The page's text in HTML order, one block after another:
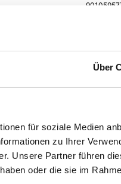
Über
für soziale Medien
zu Ihrer
Unsere Partner führen
oder die sie im
Metal
Gem Color
blue
this